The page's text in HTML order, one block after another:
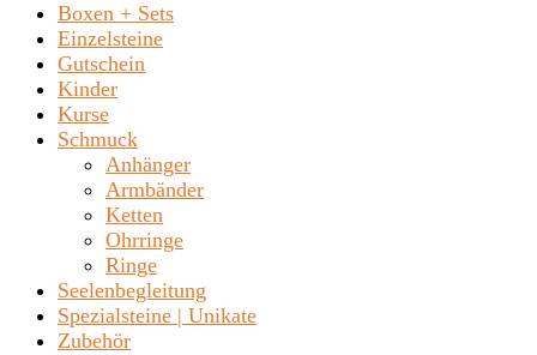
Boxen + Sets
Einzelsteine
Gutschein
Kinder
Kurse
Schmuck
Anhänger
Armbänder
Ketten
Ohrringe
Ringe
Seelenbegleitung
Spezialsteine | Unikate
Zubehör